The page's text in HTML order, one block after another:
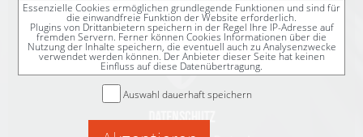

Datenschutz
Essenzielle Cookies ermöglichen grundlegende Funktionen und sind für
die einwandfreie Funktion der Website erforderlich.
Plugins von Drittanbietern speichern in der Regel Ihre IP-Adresse auf
fremden Servern. Ferner können Cookies Informationen über die
Nutzung der Inhalte speichern, die eventuell auch zu Analysenzwecke
verwendet werden können. Der Anbieter dieser Seite hat keinen
Einfluss auf diese Datenübertragung.
Auswahl dauerhaft speichern